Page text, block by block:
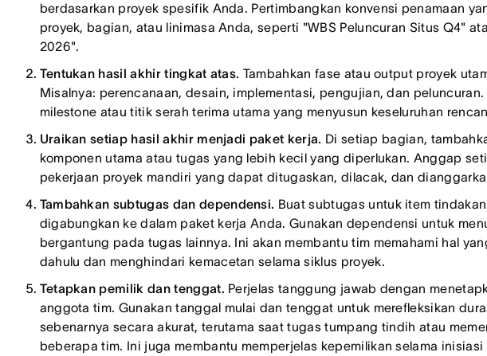
berdasarkan proyek spesifik Anda. Pertimbangkan konvensi penamaan
proyek, bagian, atau linimasa Anda, seperti "WBS Peluncuran Situs Q4"
2026".
Tentukan hasil akhir tingkat atas. Tambahkan fase atau output proyek
Misalnya: perencanaan, desain, implementasi, pengujian, dan
milestone atau titik serah terima utama yang menyusun keseluruhan
Uraikan setiap hasil akhir menjadi paket kerja. Di setiap bagian,
komponen utama atau tugas yang lebih kecil yang diperlukan. Anggap
pekerjaan proyek mandiri yang dapat ditugaskan, dilacak, dan
Tambahkan subtugas dan dependensi. Buat subtugas untuk item
digabungkan ke dalam paket kerja Anda. Gunakan dependensi untuk
bergantung pada tugas lainnya. Ini akan membantu tim memahami hal
dahulu dan menghindari kemacetan selama siklus proyek.
Tetapkan pemilik dan tenggat. Perjelas tanggung jawab dengan
anggota tim. Gunakan tanggal mulai dan tenggat untuk merefleksikan
sebenarnya secara akurat, terutama saat tugas tumpang tindih atau
beberapa tim. Ini juga membantu memperjelas kepemilikan selama inisiasi